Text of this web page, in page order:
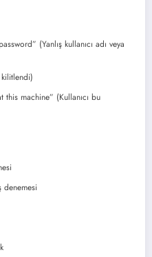
(Yanlış kullanıcı adı veya
machine” (Kullanıcı bu
denemesi